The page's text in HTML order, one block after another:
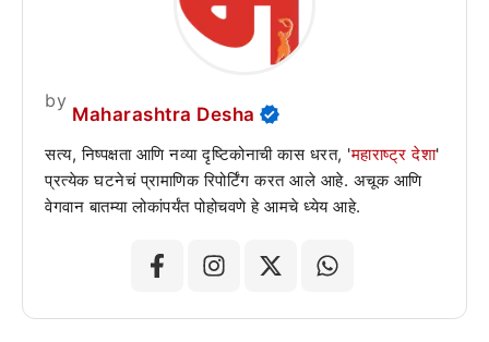
by
Maharashtra Desha
सत्य, निष्पक्षता आणि नव्या दृष्टिकोनाची कास धरत, 'महाराष्ट्र देशा'
प्रत्येक घटनेचं प्रामाणिक रिपोर्टिंग करत आले आहे. अचूक आणि
वेगवान बातम्या लोकांपर्यंत पोहोचवणे हे आमचे ध्येय आहे.